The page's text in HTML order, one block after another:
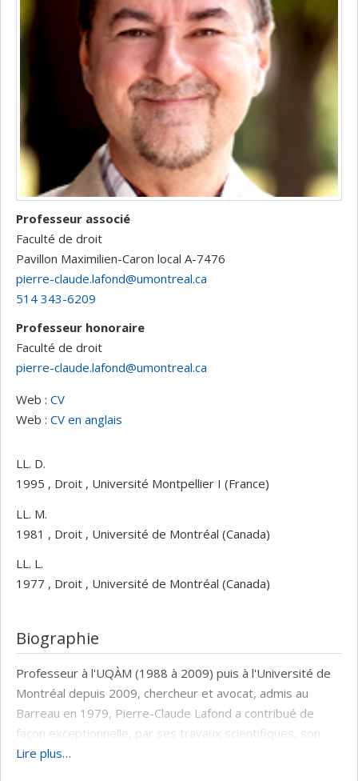
Professeur associé
Faculté de droit
Pavillon Maximilien-Caron local A-7476
pierre-claude.lafond@umontreal.ca
514 343-6209
Professeur honoraire
Faculté de droit
pierre-claude.lafond@umontreal.ca
Web : CV
Web : CV en anglais
LL. D.
1995 , Droit , Université Montpellier I (France)
LL. M.
1981 , Droit , Université de Montréal (Canada)
LL. L.
1977 , Droit , Université de Montréal (Canada)
Biographie
Professeur à l'UQÀM (1988 à 2009) puis à l'Université de
Montréal depuis 2009, chercheur et avocat, admis au
Barreau en 1979, Pierre-Claude Lafond a contribué de
façon exceptionnelle, par ses travaux scientifiques, son
savoir-faire de pédagogue et son engagement social, à
Lire plus…